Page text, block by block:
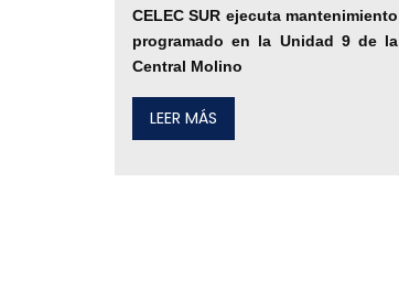
CELEC SUR ejecuta mantenimiento
programado en la Unidad 9 de la
Central Molino
LEER MÁS